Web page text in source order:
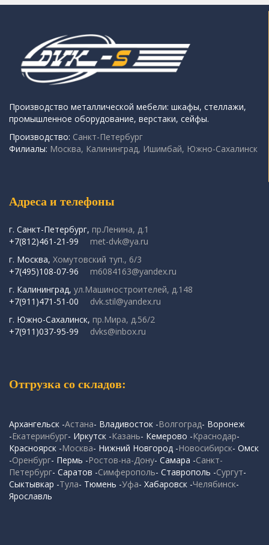
Производство металлической мебели: шкафы, стеллажи,
промышленное оборудование, верстаки, сейфы.
Производство: Санкт-Петербург
Филиалы: Москва, Калининград, Ишимбай, Южно-Сахалинск
Адреса и телефоны
г. Санкт-Петербург, пр.Ленина, д.1
+7(812)461-21-99
met-dvk@ya.ru
г. Москва, Хомутовский туп., 6/3
+7(495)108-07-96
m6084163@yandex.ru
г. Калининград, ул.Машиностроителей, д.148
+7(911)471-51-00
dvk.stil@yandex.ru
г. Южно-Сахалинск, пр.Мира, д.56/2
+7(911)037-95-99
dvks@inbox.ru
Отгрузка со складов:
Архангельск -Астана- Владивосток -Волгоград- Воронеж
-Екатеринбург- Иркутск -Казань- Кемерово -Краснодар-
Красноярск -Москва- Нижний Новгород -Новосибирск- Омск
-Оренбург- Пермь -Ростов-на-Дону- Самара -Санкт-
Петербург- Саратов -Симферополь- Ставрополь -Сургут-
Сыктывкар -Тула- Тюмень -Уфа- Хабаровск -Челябинск-
Ярославль